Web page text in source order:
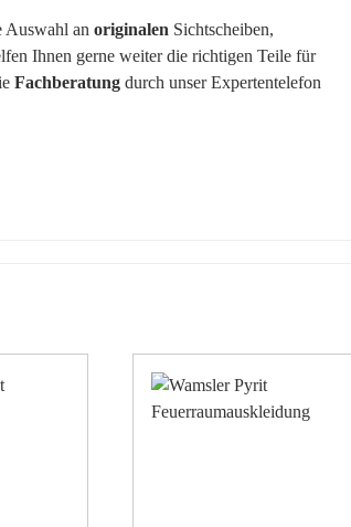
Auswahl an originalen Sichtscheiben,
Ihnen gerne weiter die richtigen Teile für
Fachberatung durch unser Expertentelefon